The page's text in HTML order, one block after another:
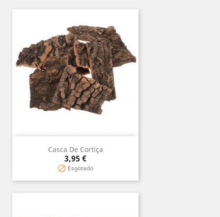
Casca De Cortiça
Prix
3,95 €
 Esgotado